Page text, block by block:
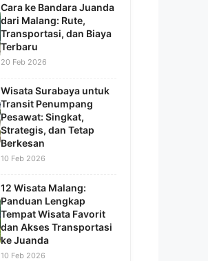
Cara ke Bandara Juanda
dari Malang: Rute,
Transportasi, dan Biaya
Terbaru
20 Feb 2026
Wisata Surabaya untuk
Transit Penumpang
Pesawat: Singkat,
Strategis, dan Tetap
Berkesan
10 Feb 2026
12 Wisata Malang:
Panduan Lengkap
Tempat Wisata Favorit
dan Akses Transportasi
ke Juanda
10 Feb 2026